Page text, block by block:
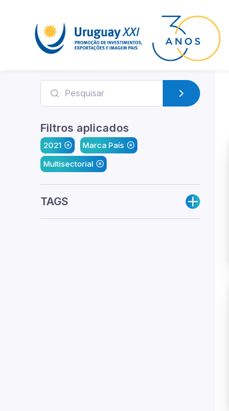
Filtros aplicados
2021
Marca País
Multisectorial
TAGS